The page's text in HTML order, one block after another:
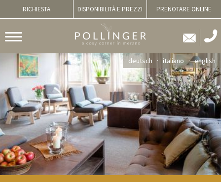
RICHIESTA DISPONIBILITÀ E PREZZI PRENOTARE ONLINE
deutsch italiano english